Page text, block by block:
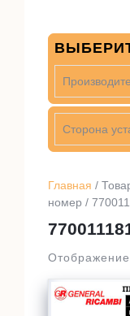
Главная /
номер /
Отображение